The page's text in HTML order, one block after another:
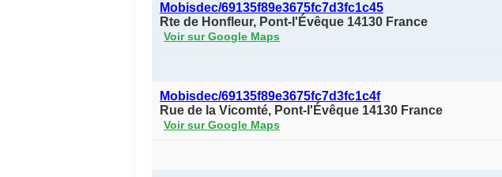
Mobisdec/69135f89e3675fc7d3fc1c45
Rte de Honfleur, Pont-l'Évêque 14130 France
Voir sur Google Maps
Mobisdec/69135f89e3675fc7d3fc1c4f
Rue de la Vicomté, Pont-l'Évêque 14130 France
Voir sur Google Maps